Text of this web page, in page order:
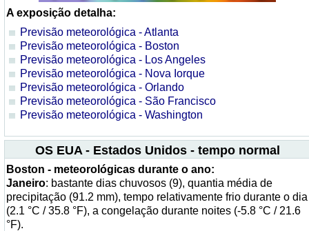
A exposição detalha:
Previsão meteorológica - Atlanta
Previsão meteorológica - Boston
Previsão meteorológica - Los Angeles
Previsão meteorológica - Nova Iorque
Previsão meteorológica - Orlando
Previsão meteorológica - São Francisco
Previsão meteorológica - Washington
OS EUA - Estados Unidos - tempo normal
Boston - meteorológicas durante o ano:
Janeiro: bastante dias chuvosos (9), quantia média de
precipitação (91.2 mm), tempo relativamente frio durante o dia
(2.1 °C / 35.8 °F), a congelação durante noites (-5.8 °C / 21.6
°F).